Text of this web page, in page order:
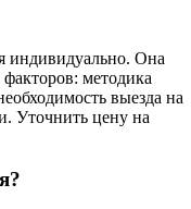
индивидуально. Она
методика
выезда на
Уточнить цену на